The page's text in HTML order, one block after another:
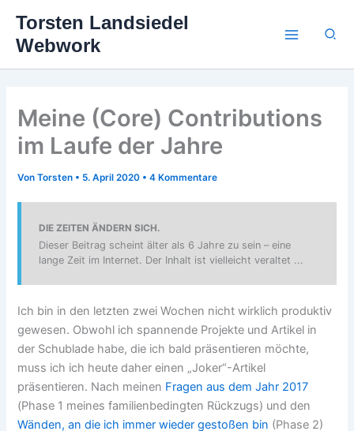
Inhalt
springen
Torsten Landsiedel
Webwork
Meine (Core) Contributions
im Laufe der Jahre
VonTorsten • 5. April 2020 •4 Kommentare
DIE ZEITEN ÄNDERN SICH.
Dieser Beitrag scheint älter als 6 Jahre zu sein – eine
lange Zeit im Internet. Der Inhalt ist vielleicht veraltet ...
Ich bin in den letzten zwei Wochen nicht wirklich produktiv
gewesen. Obwohl ich spannende Projekte und Artikel in
der Schublade habe, die ich bald präsentieren möchte,
muss ich ich heute daher einen „Joker“-Artikel
präsentieren. Nach meinen Fragen aus dem Jahr 2017
(Phase 1 meines familienbedingten Rückzugs) und den
Wänden, an die ich immer wieder gestoßen bin (Phase 2)